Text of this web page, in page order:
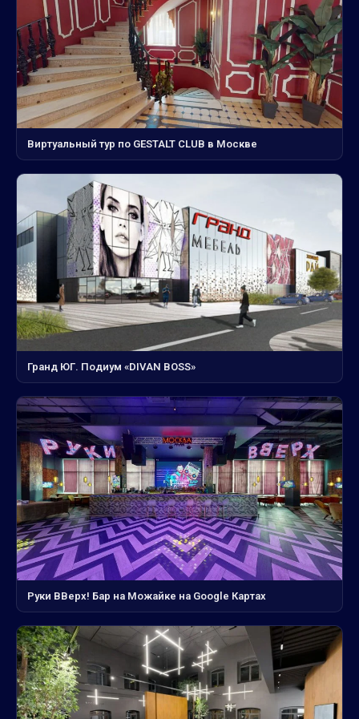
Виртуальный тур по GESTALT CLUB в Москве
Гранд ЮГ. Подиум «DIVAN BOSS»
Руки ВВерх! Бар на Можайке на Google Картах